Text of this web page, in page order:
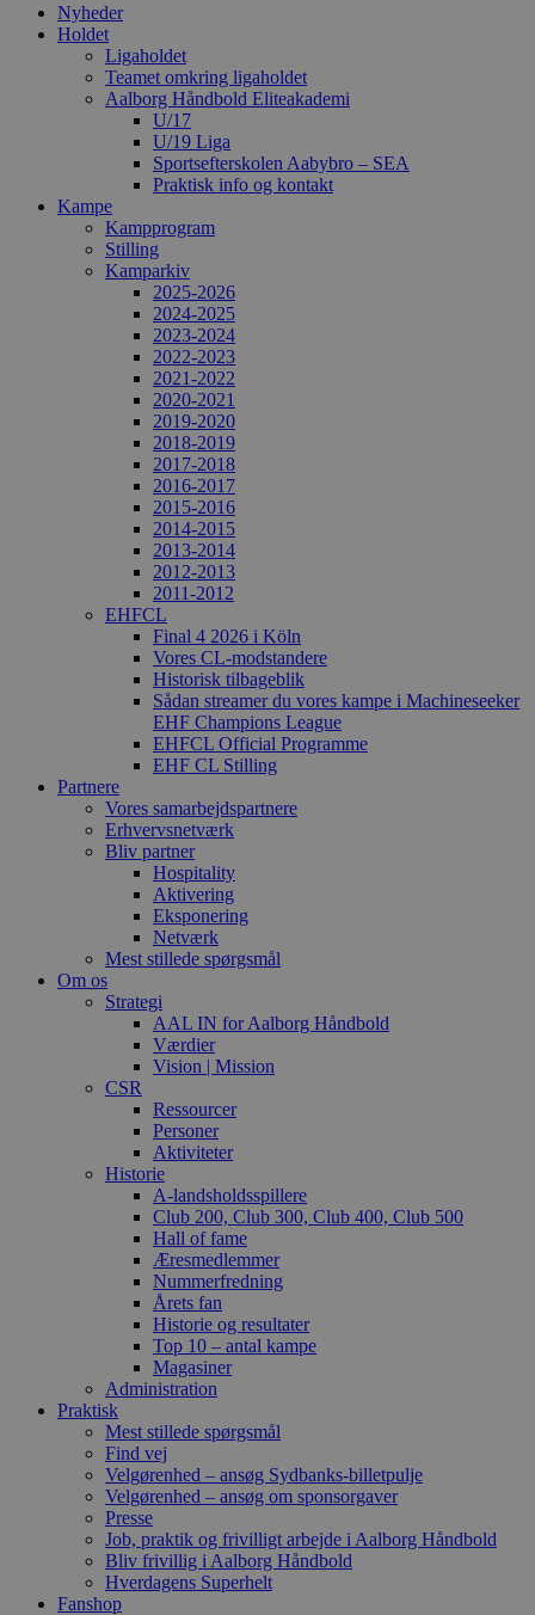
Nyheder
Holdet
Ligaholdet
Teamet omkring ligaholdet
Aalborg Håndbold Eliteakademi
U/17
U/19 Liga
Sportsefterskolen Aabybro – SEA
Praktisk info og kontakt
Kampe
Kampprogram
Stilling
Kamparkiv
2025-2026
2024-2025
2023-2024
2022-2023
2021-2022
2020-2021
2019-2020
2018-2019
2017-2018
2016-2017
2015-2016
2014-2015
2013-2014
2012-2013
2011-2012
EHFCL
Final 4 2026 i Köln
Vores CL-modstandere
Historisk tilbageblik
Sådan streamer du vores kampe i Machineseeker
EHF Champions League
EHFCL Official Programme
EHF CL Stilling
Partnere
Vores samarbejdspartnere
Erhvervsnetværk
Bliv partner
Hospitality
Aktivering
Eksponering
Netværk
Mest stillede spørgsmål
Om os
Strategi
AAL IN for Aalborg Håndbold
Værdier
Vision | Mission
CSR
Ressourcer
Personer
Aktiviteter
Historie
A-landsholdsspillere
Club 200, Club 300, Club 400, Club 500
Hall of fame
Æresmedlemmer
Nummerfredning
Årets fan
Historie og resultater
Top 10 – antal kampe
Magasiner
Administration
Praktisk
Mest stillede spørgsmål
Find vej
Velgørenhed – ansøg Sydbanks-billetpulje
Velgørenhed – ansøg om sponsorgaver
Presse
Job, praktik og frivilligt arbejde i Aalborg Håndbold
Bliv frivillig i Aalborg Håndbold
Hverdagens Superhelt
Fanshop